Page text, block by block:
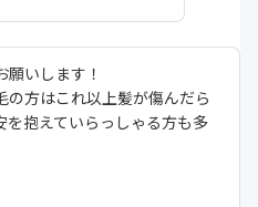
いします！
の方はこれ以上髪が傷んだら
を抱えていらっしゃる方も多